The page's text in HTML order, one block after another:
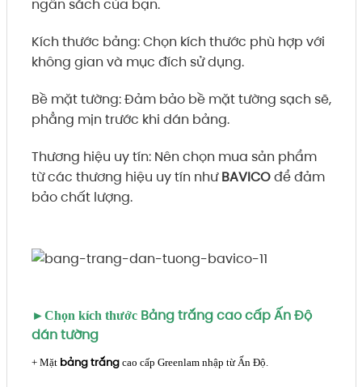
ngân sách của bạn.
Kích thước bảng: Chọn kích thước phù hợp với
không gian và mục đích sử dụng.
Bề mặt tường: Đảm bảo bề mặt tường sạch sẽ,
phẳng mịn trước khi dán bảng.
Thương hiệu uy tín: Nên chọn mua sản phẩm
từ các thương hiệu uy tín nhưBAVICOđể đảm
bảo chất lượng.
►Chọn kích thước Bảng trắng cao cấp Ấn Độ
dán tường
+ Mặt bảng trắngcao cấp Greenlam nhập từ Ấn Độ.